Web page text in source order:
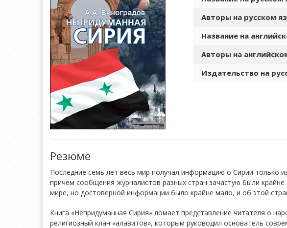
Авторы на русском
Название на
Авторы на
Издательство на
Резюме
Последние семь лет весь мир получал информацию о Сирии только
причем сообщения журналистов разных стран зачастую были
мире, но достоверной информации было крайне мало, и об этой
Книга «Непридуманная Сирия» ломает представление читателя о
религиозный клан «алавитов», которым руководил основатель